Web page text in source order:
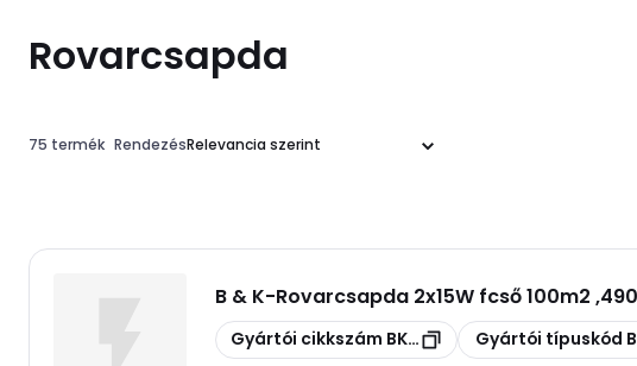
Rovarcsapda
75 termék Rendezés
B & K-Rovarcsapda 2x15W fcső 100m2
Másolás
Gyártói cikkszám BKH6203652
Másolás
Gyártói típuskód